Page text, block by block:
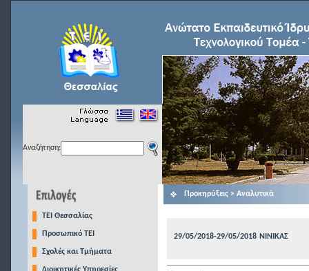
Αναζήτηση:
TEI Θεσσαλίας
Προσωπικό ΤΕΙ
Σχολές και Τμήματα
Προκηρύξεις > Αναλυτικά
29/05/2018-29/05/2018 ΝΙΝΙΚΑΣ